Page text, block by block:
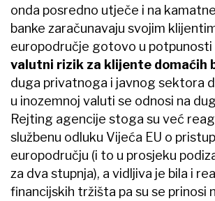
onda posredno utječe i na
banke zaračunavaju svojim
europodručje gotovo u potpunosti
valutni rizik za klijente domaćih
duga privatnoga i javnog sektora
u inozemnoj valuti se odnosi na
Rejting agencije stoga su već
službenu odluku Vijeća EU o
europodručju (i to u prosjeku
za dva stupnja), a vidljiva je bila i
financijskih tržišta pa su se prinosi